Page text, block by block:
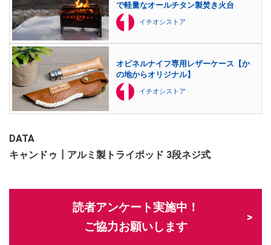
で軽量なオールチタン製焚き火台
イチオシストア
オピネルナイフ専用レザーケース【か
の地からオリジナル】
イチオシストア
DATA
キャンドゥ┃アルミ製トライポッド 3段ネジ式
読者アンケート実施中！
ご協力お願いします